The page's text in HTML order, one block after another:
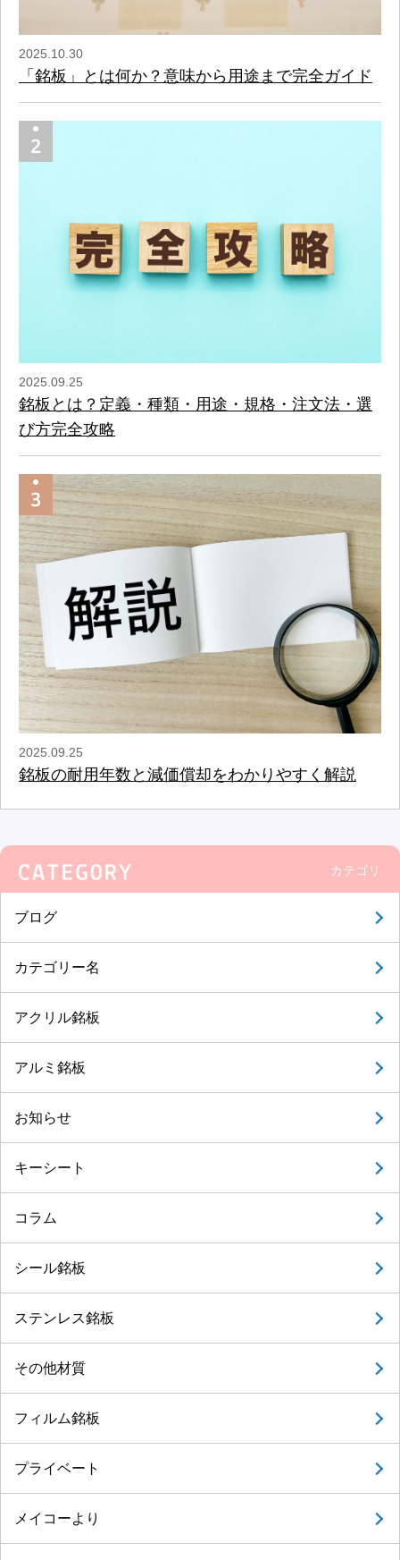
2025.10.30
「銘板」とは何か？意味から用途まで完全ガイド
2025.09.25
銘板とは？定義・種類・用途・規格・注文法・選
び方完全攻略
2025.09.25
銘板の耐用年数と減価償却をわかりやすく解説
カテゴリ
ブログ
カテゴリー名
アクリル銘板
アルミ銘板
お知らせ
キーシート
コラム
シール銘板
ステンレス銘板
その他材質
フィルム銘板
プライベート
メイコーより